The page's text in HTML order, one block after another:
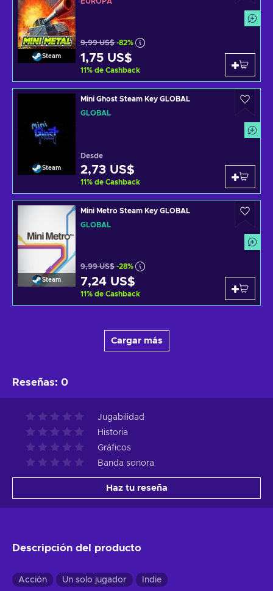
Steam
9,99 US$ -82%
1,75 US$
11% de Cashback
Steam
Mini Ghost Steam Key GLOBAL
GLOBAL
Desde
2,73 US$
11% de Cashback
Steam
Mini Metro Steam Key GLOBAL
GLOBAL
9,99 US$ -28%
7,24 US$
11% de Cashback
Cargar más
Reseñas: 0
Jugabilidad
Historia
Gráficos
Banda sonora
Haz tu reseña
Descripción del producto
Acción Un solo jugador Indie